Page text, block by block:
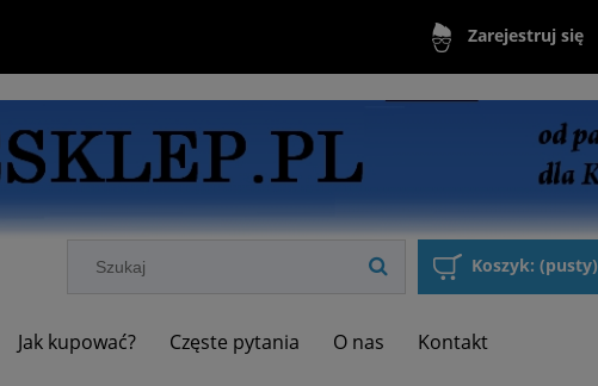
Zarejestruj się
Koszyk: (pusty)
Jak kupować? Częste pytania O nas Kontakt